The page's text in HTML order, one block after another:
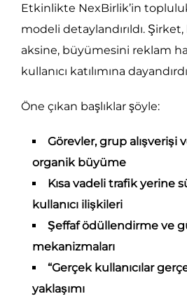
Etkinlikte NexBirlik’in
modeli detaylandırıldı.
aksine, büyümesini reklam
kullanıcı katılımına
Öne çıkan başlıklar şöyle:
Görevler, grup alışverişi
organik büyüme
Kısa vadeli trafik yerine
kullanıcı ilişkileri
Şeffaf ödüllendirme ve
mekanizmaları
“Gerçek kullanıcılar
yaklaşımı